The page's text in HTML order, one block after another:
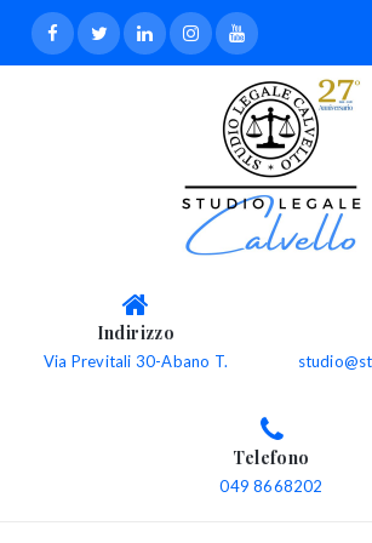
Indirizzo
Via Previtali 30-Abano T.
Telefono
049 8668202